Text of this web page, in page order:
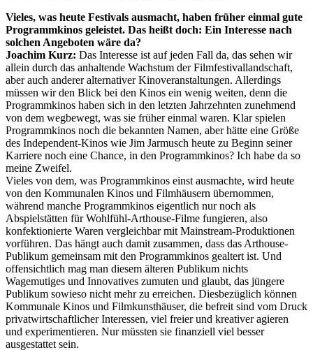
Vieles, was heute Festivals ausmacht, haben früher einmal gute
Programmkinos geleistet. Das heißt doch: Ein Interesse nach
solchen Angeboten wäre da?
Joachim Kurz: Das Interesse ist auf jeden Fall da, das sehen wir
allein durch das anhaltende Wachstum der Filmfestivallandschaft,
aber auch anderer alternativer Kinoveranstaltungen. Allerdings
müssen wir den Blick bei den Kinos ein wenig weiten, denn die
Programmkinos haben sich in den letzten Jahrzehnten zunehmend
von dem wegbewegt, was sie früher einmal waren. Klar spielen
Programmkinos noch die bekannten Namen, aber hätte eine Größe
des Independent-Kinos wie Jim Jarmusch heute zu Beginn seiner
Karriere noch eine Chance, in den Programmkinos? Ich habe da so
meine Zweifel.
Vieles von dem, was Programmkinos einst ausmachte, wird heute
von den Kommunalen Kinos und Filmhäusern übernommen,
während manche Programmkinos eigentlich nur noch als
Abspielstätten für Wohlfühl-Arthouse-Filme fungieren, also
konfektionierte Waren vergleichbar mit Mainstream-Produktionen
vorführen. Das hängt auch damit zusammen, dass das Arthouse-
Publikum gemeinsam mit den Programmkinos gealtert ist. Und
offensichtlich mag man diesem älteren Publikum nichts
Wagemutiges und Innovatives zumuten und glaubt, das jüngere
Publikum sowieso nicht mehr zu erreichen. Diesbezüglich können
Kommunale Kinos und Filmkunsthäuser, die befreit sind vom Druck
privatwirtschaftlicher Interessen, viel freier und kreativer agieren
und experimentieren. Nur müssten sie finanziell viel besser
ausgestattet sein.